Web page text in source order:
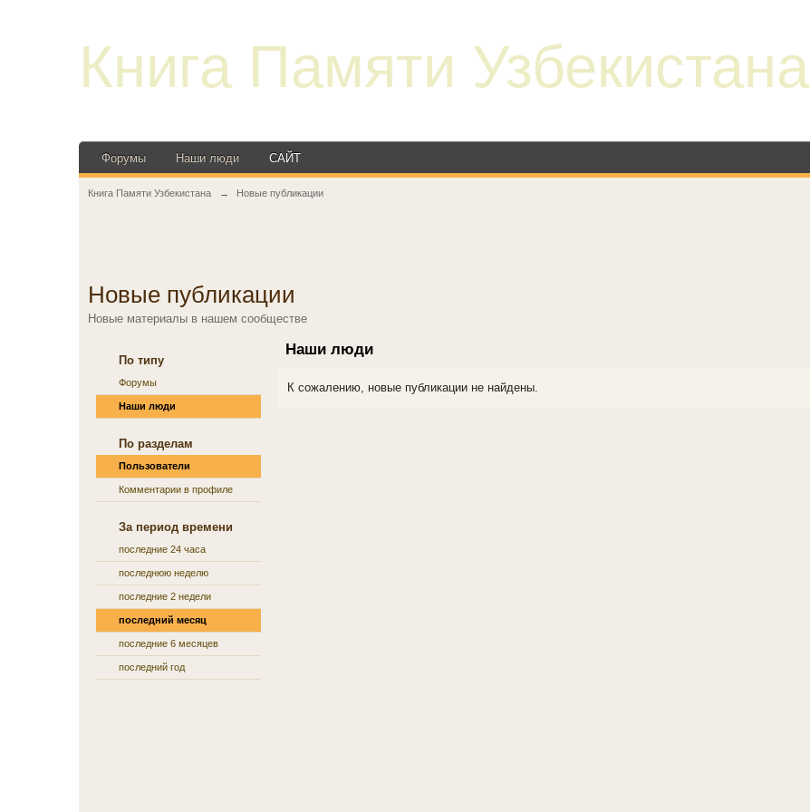
Книга Памяти Узбекистана
Форумы Наши люди САЙТ
Книга Памяти Узбекистана → Новые публикации
Новые публикации
Новые материалы в нашем сообществе
По типу
Форумы
Наши люди
По разделам
Пользователи
Комментарии в профиле
За период времени
последние 24 часа
последнюю неделю
последние 2 недели
последний месяц
последние 6 месяцев
последний год
Наши люди
К сожалению, новые публикации не найдены.